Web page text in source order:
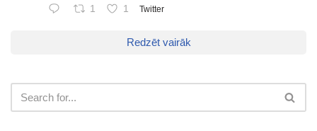
1 1 Twitter
Redzēt vairāk